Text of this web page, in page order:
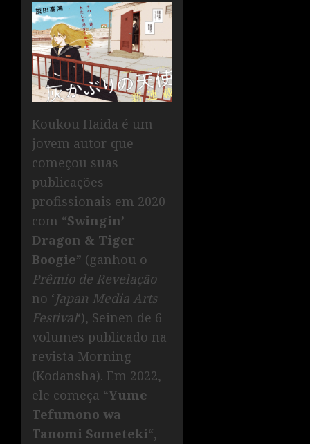
Koukou Haida é um
jovem autor que
começou suas
publicações
profissionais em 2020
com “Swingin’
Dragon & Tiger
Boogie” (ganhou o
Prêmio de Revelação
no ‘Japan Media Arts
Festival‘), Seinen de 6
volumes publicado na
revista Morning
(Kodansha). Em 2022,
ele começa “Yume
Tefumono wa
Tanomi Someteki“,